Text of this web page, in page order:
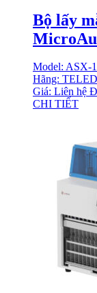
Bộ lấy
Model: ASX-
Hãng:
Giá: Liên hệ
CHI TIẾT